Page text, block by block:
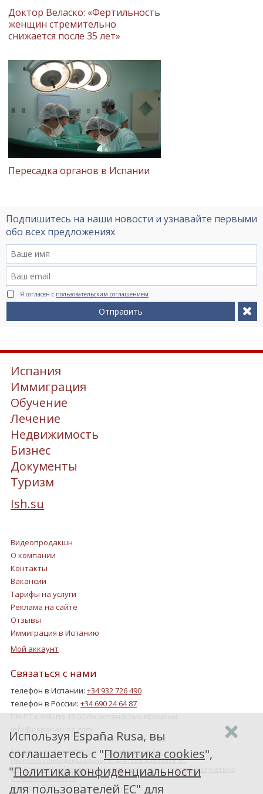
Доктор Веласко: «Фертильность
женщин стремительно
снижается после 35 лет»
Пересадка органов в Испании
Подпишитесь на наши новости и узнавайте первыми
обо всех предложениях
Я согласен с пользовательским соглашением
Отправить
Испания
Иммиграция
Обучение
Лечение
Недвижимость
Бизнес
Документы
Туризм
Ish.su
Видеопродакшн
О компании
Контакты
Вакансии
Тарифы на услуги
Реклама на сайте
Отзывы
Иммиграция в Испанию
Мой аккаунт
Связаться с нами
телефон в Испании: +34 932 726 490
телефон в России: +34 690 24 64 87
ПН-ПТ с 9:00 по 19:00 по испанскому времени.
Соглашение пользователя
Политика cookies
Политика конфиденциальности для пользователей ЕС
Как Google обрабатывает информацию о пользователях, получаемую
от наших партнеров
Copyright ©2007-2026 Espana Rusa
Используя España Rusa, вы
соглашаетесь с "Политика cookies",
"Политика конфиденциальности
для пользователей ЕС" для